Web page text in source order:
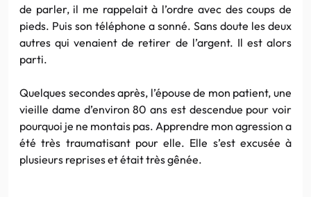
de parler, il me rappelait à l’ordre avec des coups de
pieds. Puis son téléphone a sonné. Sans doute les deux
autres qui venaient de retirer de l’argent. Il est alors
parti.
Quelques secondes après, l’épouse de mon patient, une
vieille dame d’environ 80 ans est descendue pour voir
pourquoi je ne montais pas. Apprendre mon agression a
été très traumatisant pour elle. Elle s’est excusée à
plusieurs reprises et était très gênée.